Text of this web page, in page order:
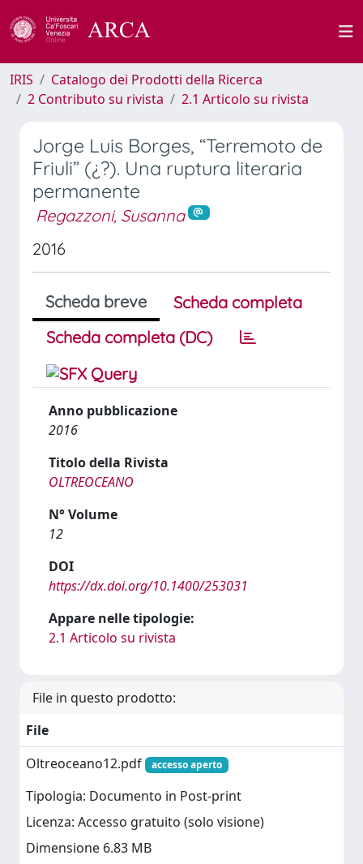
IRIS
Catalogo dei Prodotti della Ricerca
2 Contributo su rivista
2.1 Articolo su rivista
Jorge Luis Borges, “Terremoto de
Friuli” (¿?). Una ruptura literaria
permanente
Regazzoni, Susanna
2016
Scheda breve
Scheda completa
Scheda completa (DC)
Anno pubblicazione
2016
Titolo della Rivista
OLTREOCEANO
N° Volume
12
DOI
https://dx.doi.org/10.1400/253031
Appare nelle tipologie:
2.1 Articolo su rivista
File in questo prodotto:
File
Oltreoceano12.pdf
accesso aperto
Tipologia: Documento in Post-print
Licenza: Accesso gratuito (solo visione)
Dimensione 6.83 MB